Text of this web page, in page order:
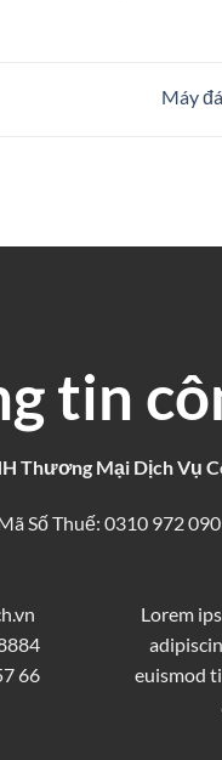
Máy
tin
Thương Mại Dịch Vụ
Số Thuế: 0310 972 090
66
Lorem
euismod